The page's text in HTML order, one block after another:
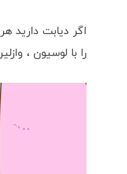
اگر دیابت دارید
را با لوسیون ،